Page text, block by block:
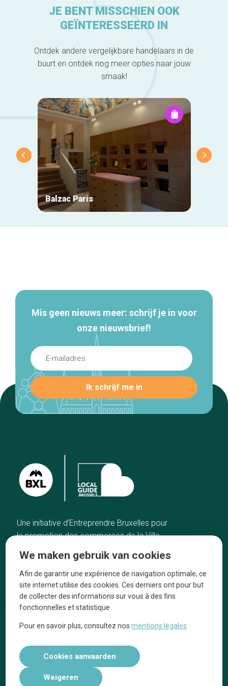
JE BENT MISSCHIEN OOK
GEÏNTERESSEERD IN
Ontdek andere vergelijkbare handelaars in de
buurt en ontdek nog meer opties naar jouw
smaak!
Balzac Paris
Mis geen nieuws meer: schrijf je in voor
onze nieuwsbrief!
Une initiative d’Entreprendre Bruxelles pour
la promotion des commerces de la Ville
Home
De beste adressen
Blog
Winkelwijken
Tops 10
De ambachtslieden
Over ons
Ze praten over ons!
kennisgevingen
We maken gebruik van cookies
Afin de garantir une expérience de navigation optimale, ce
site internet utilise des cookies. Ces derniers ont pour but
de collecter des informations sur vous à des fins
fonctionnelles et statistique
Pour en savoir plus, consultez nosmentions légales
Cookies aanvaarden
Weigeren